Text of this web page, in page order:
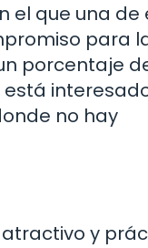
el que una de
para
porcentaje
no hay
y